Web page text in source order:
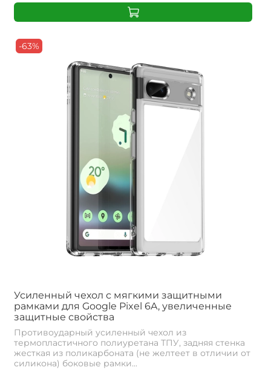
-63%
Усиленный чехол с мягкими защитными
рамками для Google Pixel 6A, увеличенные
защитные свойства
Противоударный усиленный чехол из
термопластичного полиуретана ТПУ, задняя стенка
жесткая из поликарбоната (не желтеет в отличии от
силикона) боковые рамки...